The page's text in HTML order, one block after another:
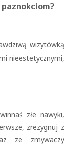
wizytówką
nieestetycznymi,
złe nawyki,
zrezygnuj z
ze zmywaczy